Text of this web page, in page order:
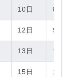
10日 8日
12日 9日
13日 10
15日 11